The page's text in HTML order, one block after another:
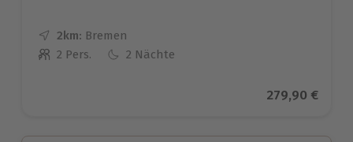
2km: Entfernung
Standort
Bremen
Anzahl der Teilnehmer
2 Pers. 2 Nächte
Aktueller
279,90 €